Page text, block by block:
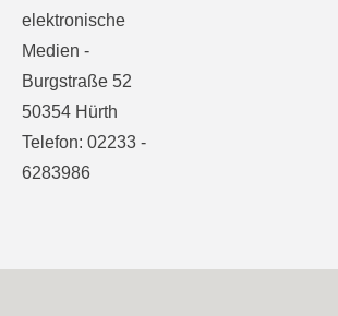
elektronische
Medien -
Burgstraße 52
50354 Hürth
Telefon: 02233 -
6283986